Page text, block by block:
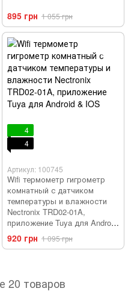
895 грн 1 055 грн
4
4
Артикул: 100745
Wifi термометр гигрометр
комнатный с датчиком
температуры и влажности
Nectronix TRD02-01A,
приложение Tuya для Android
& IOS
920 грн 1 095 грн
20 товаров